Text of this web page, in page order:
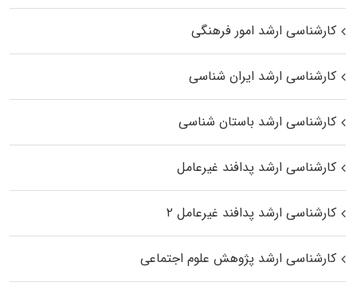
کارشناسی ارشد امور فرهنگی
کارشناسی ارشد ایران شناسی
کارشناسی ارشد باستان شناسی
کارشناسی ارشد پدافند غیرعامل
کارشناسی ارشد پدافند غیرعامل ۲
کارشناسی ارشد پژوهش علوم اجتماعی